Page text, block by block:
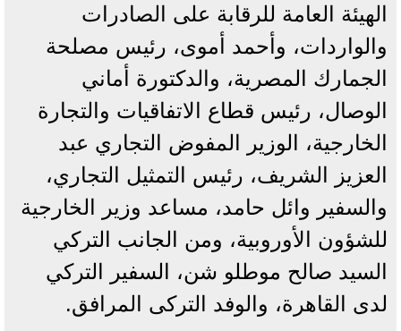
الهيئة العامة للرقابة على الصادرات
والواردات، وأحمد أموى، رئيس مصلحة
الجمارك المصرية، والدكتورة أماني
الوصال، رئيس قطاع الاتفاقيات والتجارة
الخارجية، الوزير المفوض التجاري عبد
العزيز الشريف، رئيس التمثيل التجاري،
والسفير وائل حامد، مساعد وزير الخارجية
للشؤون الأوروبية، ومن الجانب التركي
السيد صالح موطلو شن، السفير التركي
لدى القاهرة، والوفد التركى المرافق.